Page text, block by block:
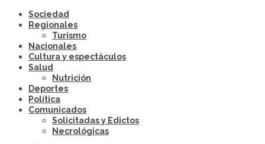
Sociedad
Regionales
Turismo
Nacionales
Cultura y espectáculos
Salud
Nutrición
Deportes
Política
Comunicados
Solicitadas y Edictos
Necrológicas